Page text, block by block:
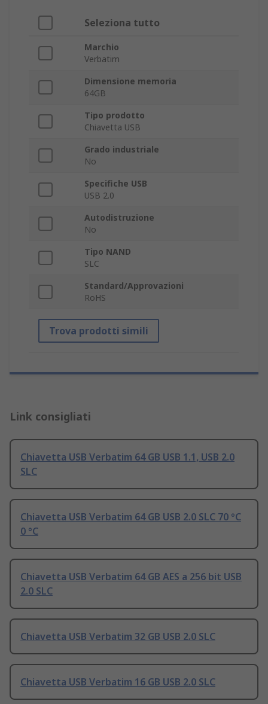
Seleziona tutto
Marchio
Verbatim
Dimensione memoria
64GB
Tipo prodotto
Chiavetta USB
Grado industriale
No
Specifiche USB
USB 2.0
Autodistruzione
No
Tipo NAND
SLC
Standard/Approvazioni
RoHS
Trova prodotti simili
Link consigliati
Chiavetta USB Verbatim 64 GB USB 1.1, USB 2.0
SLC
Chiavetta USB Verbatim 64 GB USB 2.0 SLC 70 °C
0 °C
Chiavetta USB Verbatim 64 GB AES a 256 bit USB
2.0 SLC
Chiavetta USB Verbatim 32 GB USB 2.0 SLC
Chiavetta USB Verbatim 16 GB USB 2.0 SLC